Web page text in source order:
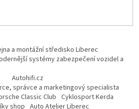
a montážní středisko Liberec
systémy zabezpečení vozidel a
Autohifi.cz
správce a marketingový specialista
Classic Club Cyklosport Kerda
shop Auto Atelier Liberec